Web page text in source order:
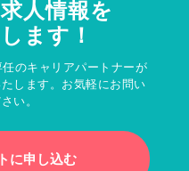
人情報を
ます！
のキャリアパートナーが
します。お気軽にお問い
い。
に申し込む